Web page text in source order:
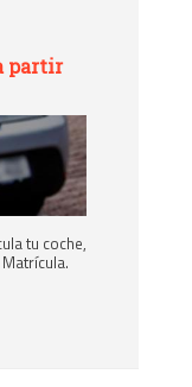
partir
tu coche,